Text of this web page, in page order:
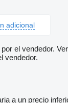
adicional
el vendedor.
vendedor.
a un precio